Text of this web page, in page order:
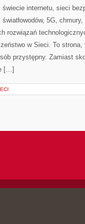
świecie internetu, sieci
światłowodów, 5G,
rozwiązań
w Sieci. To
przystępny. Zamiast
[…]